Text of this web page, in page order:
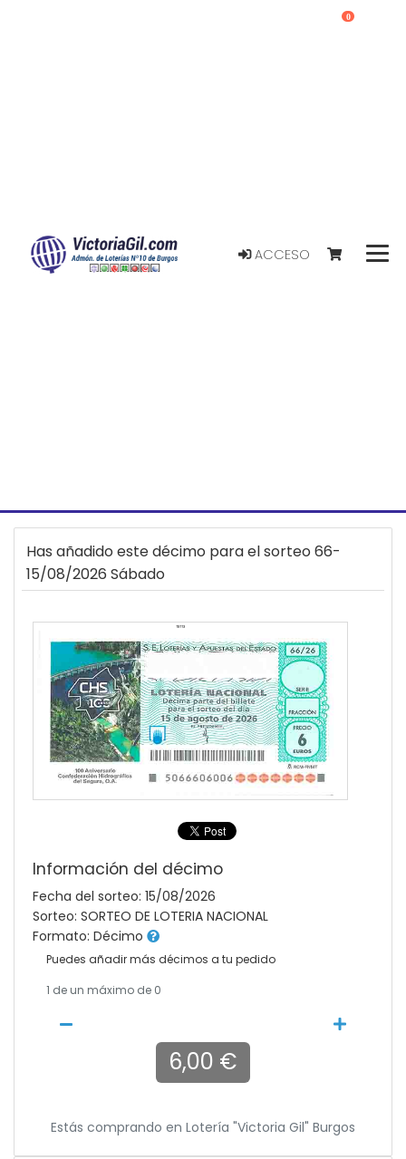
ACCESO
0
Has añadido este décimo para el sorteo 66-
15/08/2026 Sábado
15113
Información del décimo
Fecha del sorteo: 15/08/2026
Sorteo: SORTEO DE LOTERIA NACIONAL
Formato: Décimo
Puedes añadir más décimos a tu pedido
1 de un máximo de 0
6,00 €
Estás comprando en Lotería "victoria Gil" Burgos